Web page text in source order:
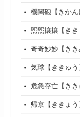
機関砲【きかん
煕煕攘攘【きき
奇奇妙妙【きき
気球【ききゅう
危急存亡【きき
帰京【ききょう